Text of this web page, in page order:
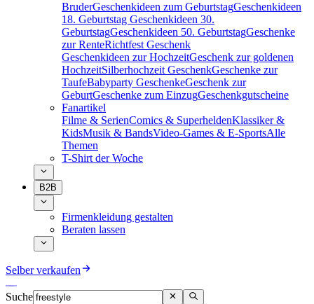
BruderGeschenkideen zum GeburtstagGeschenkideen
18. Geburtstag Geschenkideen 30.
GeburtstagGeschenkideen 50. GeburtstagGeschenke
zur RenteRichtfest Geschenk
Geschenkideen zur HochzeitGeschenk zur goldenen
HochzeitSilberhochzeit GeschenkGeschenke zur
TaufeBabyparty GeschenkeGeschenk zur
GeburtGeschenke zum EinzugGeschenkgutscheine
Fanartikel
Filme & SerienComics & SuperheldenKlassiker &
KidsMusik & BandsVideo-Games & E-SportsAlle
Themen
T-Shirt der Woche
B2B
Firmenkleidung gestalten
Beraten lassen
Selber verkaufen
Suche